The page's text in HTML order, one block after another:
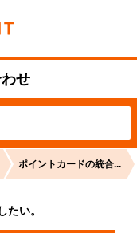
せ
ポイントカードの統合...
たい。